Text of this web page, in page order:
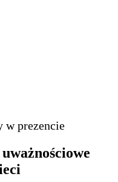
w prezencie